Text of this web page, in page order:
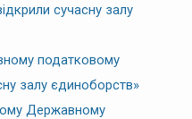
сучасну залу
податковому
залу єдиноборств»
Державному